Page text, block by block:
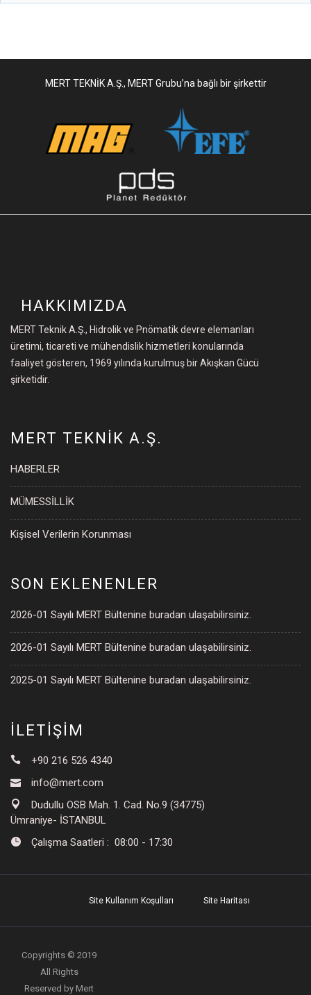
MERT TEKNİK A.Ş., MERT Grubu’na bağlı bir şirkettir
HAKKIMIZDA
MERT Teknik A.Ş., Hidrolik ve Pnömatik devre elemanları
üretimi, ticareti ve mühendislik hizmetleri konularında
faaliyet gösteren, 1969 yılında kurulmuş bir Akışkan Gücü
şirketidir.
MERT TEKNİK A.Ş.
HABERLER
MÜMESSİLLİK
Kişisel Verilerin Korunması
SON EKLENENLER
2026-01 Sayılı MERT Bültenine buradan ulaşabilirsiniz.
2026-01 Sayılı MERT Bültenine buradan ulaşabilirsiniz.
2025-01 Sayılı MERT Bültenine buradan ulaşabilirsiniz.
İLETİŞİM
+90 216 526 4340
info@mert.com
Dudullu OSB Mah. 1. Cad. No.9 (34775)
Ümraniye- İSTANBUL
Çalışma Saatleri : 08:00 - 17:30
Site Kullanım Koşulları Site Haritası
Copyrights © 2019
All Rights
Reserved by Mert